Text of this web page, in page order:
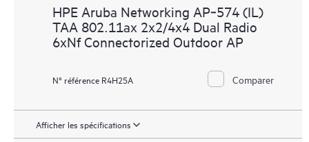
HPE Aruba Networking AP‑574 (IL)
TAA 802.11ax 2x2/4x4 Dual Radio
6xNf Connectorized Outdoor AP
N° référence R4H25A Comparer
Afficher les spécifications